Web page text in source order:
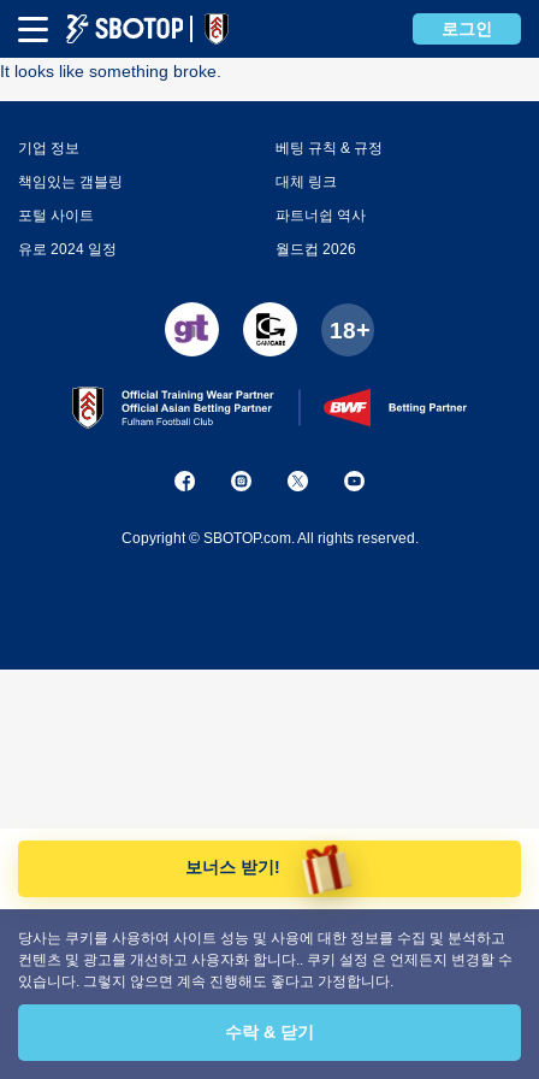
로그인
Error
It looks like something broke.
기업 정보
베팅 규칙 & 규정
책임있는 갬블링
대체 링크
포털 사이트
파트너쉽 역사
유로 2024 일정
월드컵 2026
Copyright © SBOTOP.com. All rights reserved.
보너스 받기!
당사는 쿠키를 사용하여 사이트 성능 및 사용에 대한 정보를 수집 및 분석하고
컨텐츠 및 광고를 개선하고 사용자화 합니다.. 쿠키 설정 은 언제든지 변경할 수
있습니다. 그렇지 않으면 계속 진행해도 좋다고 가정합니다.
수락 & 닫기